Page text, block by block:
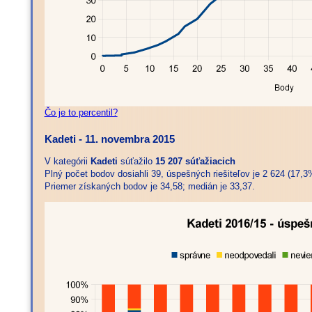
Čo je to percentil?
Kadeti - 11. novembra 2015
V kategórii Kadeti súťažilo 15 207 súťažiacich
Plný počet bodov dosiahli 39, úspešných riešiteľov je 2 624
Priemer získaných bodov je 34,58; medián je 33,37.